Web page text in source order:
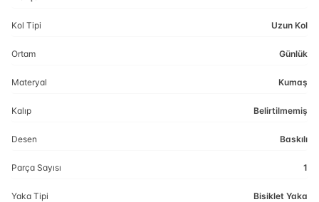
Kol Tipi Uzun Kol
Ortam Günlük
Materyal Kumaş
Kalıp Belirtilmemiş
Desen Baskılı
Parça Sayısı 1
Yaka Tipi Bisiklet Yaka